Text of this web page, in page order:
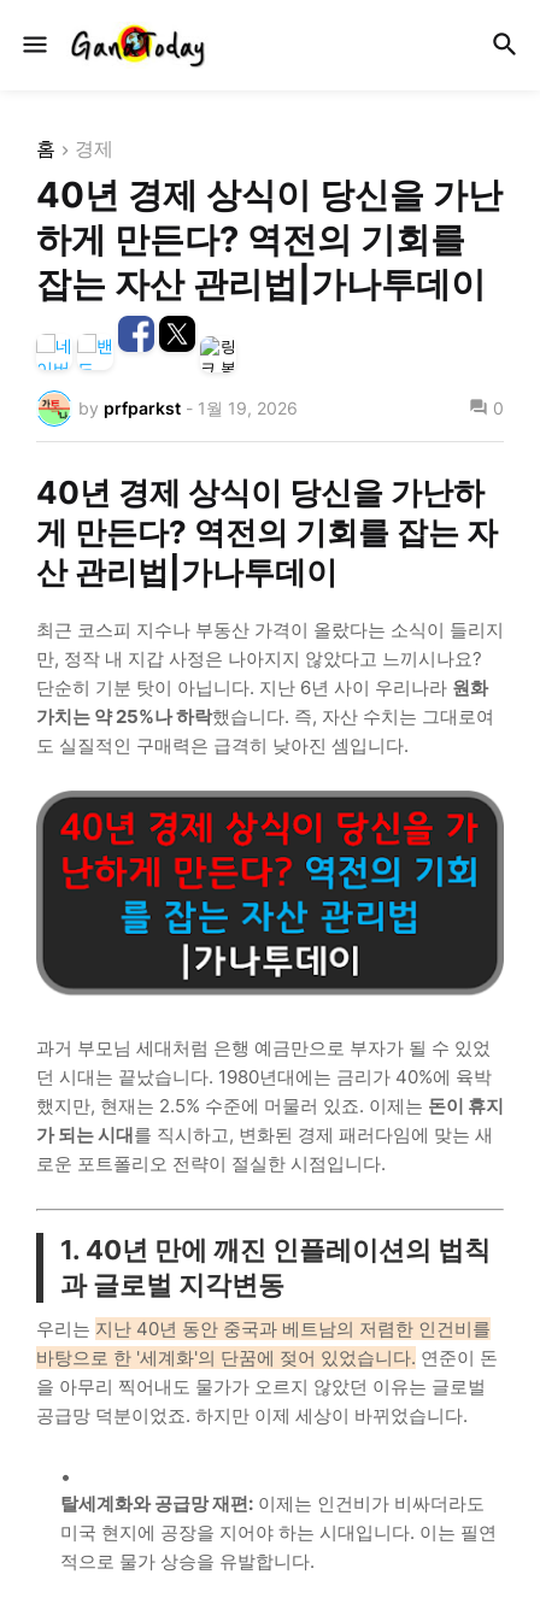
홈 경제
40년 경제 상식이 당신을 가난
하게 만든다? 역전의 기회를
잡는 자산 관리법|가나투데이
by prfparkst - 1월 19, 2026 0
40년 경제 상식이 당신을 가난하
게 만든다? 역전의 기회를 잡는 자
산 관리법|가나투데이
최근 코스피 지수나 부동산 가격이 올랐다는 소식이 들리지
만, 정작 내 지갑 사정은 나아지지 않았다고 느끼시나요?
단순히 기분 탓이 아닙니다. 지난 6년 사이 우리나라 원화
가치는 약 25%나 하락했습니다. 즉, 자산 수치는 그대로여
도 실질적인 구매력은 급격히 낮아진 셈입니다.
과거 부모님 세대처럼 은행 예금만으로 부자가 될 수 있었
던 시대는 끝났습니다. 1980년대에는 금리가 40%에 육박
했지만, 현재는 2.5% 수준에 머물러 있죠. 이제는 돈이 휴지
가 되는 시대를 직시하고, 변화된 경제 패러다임에 맞는 새
로운 포트폴리오 전략이 절실한 시점입니다.
1. 40년 만에 깨진 인플레이션의 법칙
과 글로벌 지각변동
우리는 지난 40년 동안 중국과 베트남의 저렴한 인건비를
바탕으로 한 '세계화'의 단꿈에 젖어 있었습니다. 연준이 돈
을 아무리 찍어내도 물가가 오르지 않았던 이유는 글로벌
공급망 덕분이었죠. 하지만 이제 세상이 바뀌었습니다.
탈세계화와 공급망 재편: 이제는 인건비가 비싸더라도
미국 현지에 공장을 지어야 하는 시대입니다. 이는 필연
적으로 물가 상승을 유발합니다.